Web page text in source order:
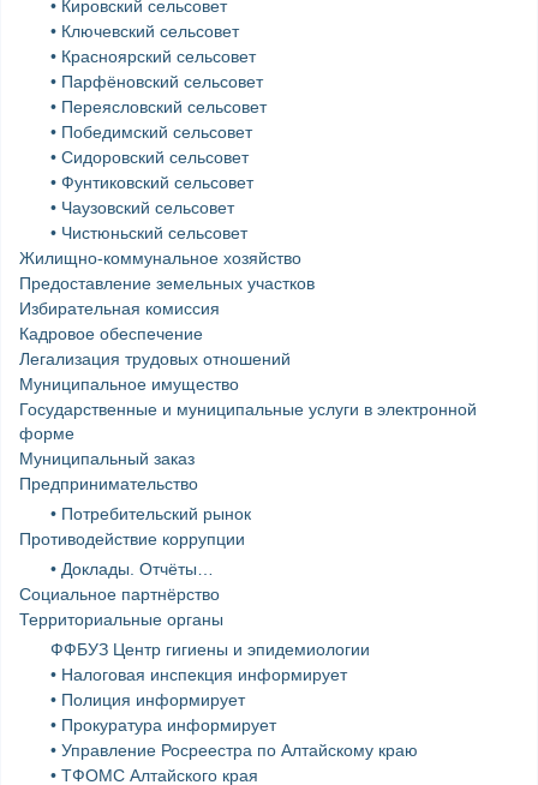
• Кировский сельсовет
• Ключевский сельсовет
• Красноярский сельсовет
• Парфёновский сельсовет
• Переясловский сельсовет
• Победимский сельсовет
• Сидоровский сельсовет
• Фунтиковский сельсовет
• Чаузовский сельсовет
• Чистюньский сельсовет
Жилищно-коммунальное хозяйство
Предоставление земельных участков
Избирательная комиссия
Кадровое обеспечение
Легализация трудовых отношений
Муниципальное имущество
Государственные и муниципальные услуги в электронной
форме
Муниципальный заказ
Предпринимательство
• Потребительский рынок
Противодействие коррупции
• Доклады. Отчёты…
Социальное партнёрство
Территориальные органы
ФФБУЗ Центр гигиены и эпидемиологии
• Налоговая инспекция информирует
• Полиция информирует
• Прокуратура информирует
• Управление Росреестра по Алтайскому краю
• ТФОМС Алтайского края